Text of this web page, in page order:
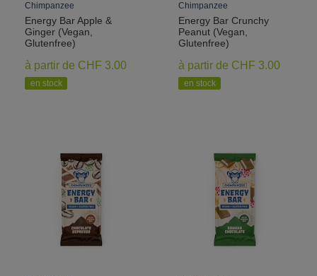
Chimpanzee
Energy Bar Apple &
Ginger (Vegan,
Glutenfree)
à partir de CHF 3.00
en stock
Chimpanzee
Energy Bar Crunchy
Peanut (Vegan,
Glutenfree)
à partir de CHF 3.00
en stock